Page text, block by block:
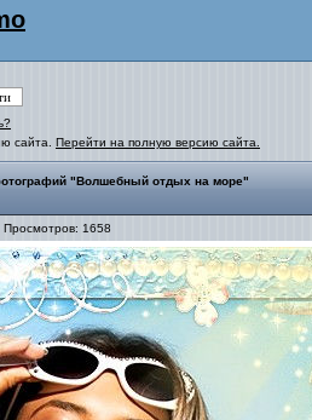
сайта. Перейти на полную версию сайта.
"Волшебный отдых на море"
1658